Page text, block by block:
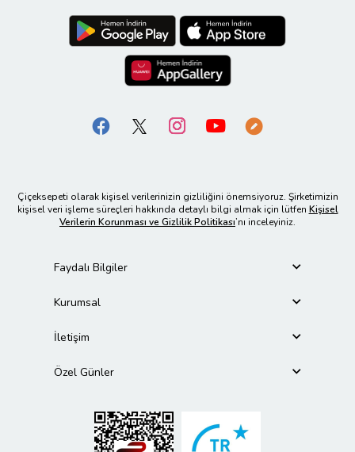
Çiçeksepeti olarak kişisel verilerinizin gizliliğini önemsiyoruz. Şirketimizin
kişisel veri işleme süreçleri hakkında detaylı bilgi almak için lütfen Kişisel
Verilerin Korunması ve Gizlilik Politikası’nı inceleyiniz.
Faydalı Bilgiler
Kurumsal
İletişim
Özel Günler